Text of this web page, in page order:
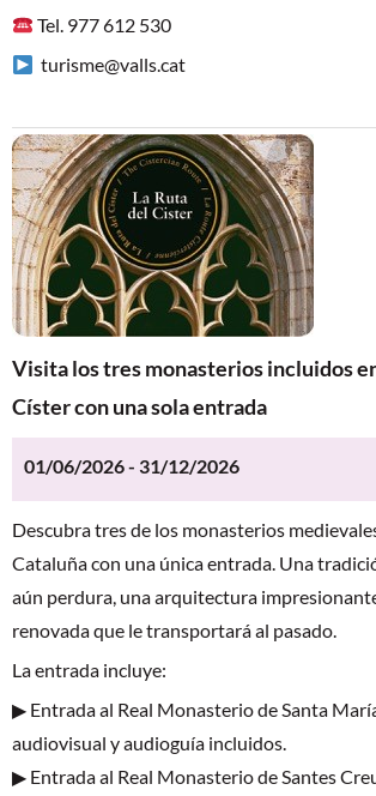
Tel. 977 612 530
turisme@valls.cat
Visita los tres monasterios incluidos
Císter con una sola entrada
01/06/2026 - 31/12/2026
Descubra tres de los monasterios
Cataluña con una única entrada. Una
aún perdura, una arquitectura
renovada que le transportará al pasado.
La entrada incluye:
▶ Entrada al Real Monasterio de Santa
audiovisual y audioguía incluidos.
▶ Entrada al Real Monasterio de Santes